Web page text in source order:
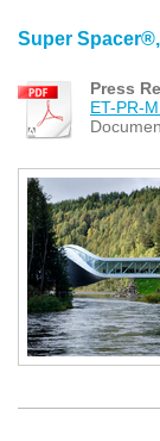
Super
Press
ET-PR-